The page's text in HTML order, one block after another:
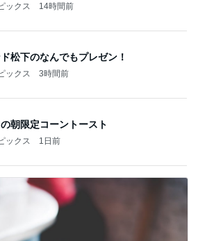
ックス 14時間前
松下のなんでもプレゼン！
ックス 3時間前
朝限定コーントースト
ックス 1日前